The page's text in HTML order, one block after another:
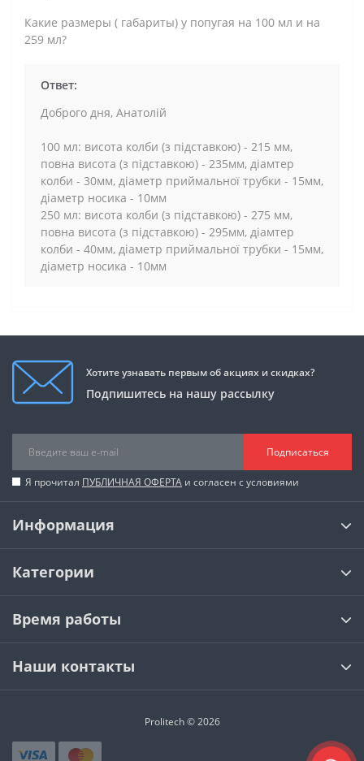
Какие размеры ( габариты) у попугая на 100 мл и на
259 мл?
Ответ:
Доброго дня, Анатолій
100 мл: висота колби (з підставкою) - 215 мм,
повна висота (з підставкою) - 235мм, діамтер
колби - 30мм, діаметр приймальної трубки - 15мм,
діаметр носика - 10мм
250 мл: висота колби (з підставкою) - 275 мм,
повна висота (з підставкою) - 295мм, діамтер
колби - 40мм, діаметр приймальної трубки - 15мм,
діаметр носика - 10мм
Хотите узнавать первым об акциях и скидках?
Подпишитесь на нашу рассылку
Подписаться
Я прочитал ПУБЛИЧНАЯ ОФЕРТА и согласен с условиями
Информация
Категории
Время работы
Наши контакты
Prolitech © 2026